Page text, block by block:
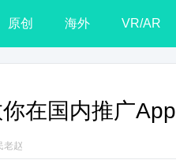
原创 海外 VR/AR
在国内推广App
老赵